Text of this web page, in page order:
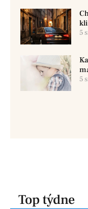
5
5
Top týdne